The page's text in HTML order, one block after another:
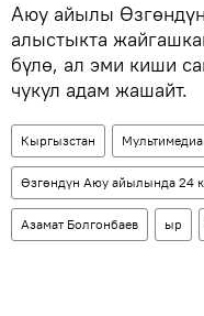
Аюу айылы
алыстыкта
бүлө, ал эми киши
чукул адам жашайт.
Кыргызстан Мультимедиа
Өзгөндүн Аюу айылында 24
Азамат Болгонбаев ыр